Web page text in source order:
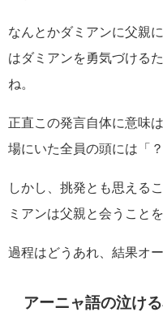
なんとかダミアンに父親
はダミアンを勇気づける
ね。
正直この発言自体に意味
場にいた全員の頭には「
しかし、挑発とも思える
ミアンは父親と会うこと
過程はどうあれ、結果オ
アーニャ語の泣け